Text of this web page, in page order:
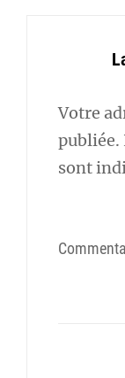
Votre
publiée.
sont